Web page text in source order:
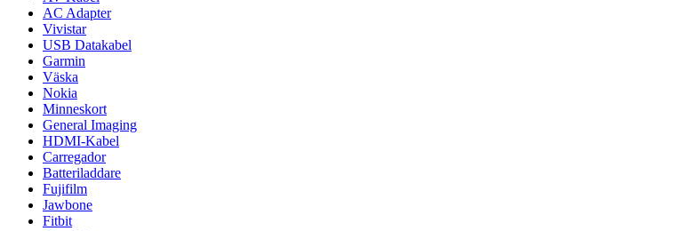
AC Adapter
Vivistar
USB Datakabel
Garmin
Väska
Nokia
Minneskort
General Imaging
HDMI-Kabel
Carregador
Batteriladdare
Fujifilm
Jawbone
Fitbit